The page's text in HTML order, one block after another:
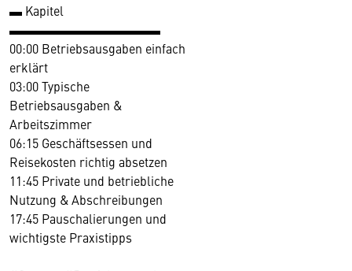
▬ Kapitel
▬▬▬▬▬▬▬▬▬▬▬▬
00:00 Betriebsausgaben einfach
erklärt
03:00 Typische
Betriebsausgaben &
Arbeitszimmer
06:15 Geschäftsessen und
Reisekosten richtig absetzen
11:45 Private und betriebliche
Nutzung & Abschreibungen
17:45 Pauschalierungen und
wichtigste Praxistipps